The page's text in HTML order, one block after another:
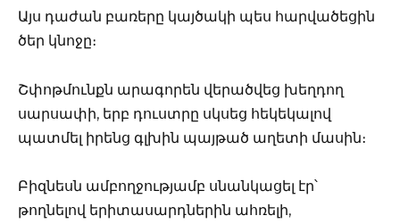
Այս դաժան բառերը կայծակի պես հարվածեցին
ծեր կնոջը։
Շփոթմունքն արագորեն վերածվեց խեղդող
սարսափի, երբ դուստրը սկսեց հեկեկալով
պատմել իրենց գլխին պայթած աղետի մասին։
Բիզնեսն ամբողջությամբ սնանկացել էր՝
թողնելով երիտասարդներին ահռելի,